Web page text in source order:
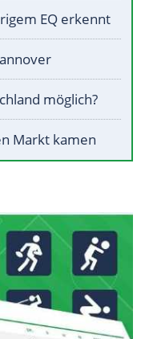
EQ erkennt
möglich?
Markt kamen